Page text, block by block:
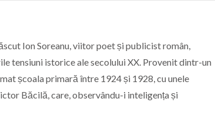
Ion Soreanu, viitor poet și publicist român,
tensiuni istorice ale secolului XX. Provenit dintr-un
școala primară între 1924 și 1928, cu unele
Băcilă, care, observându-i inteligența și